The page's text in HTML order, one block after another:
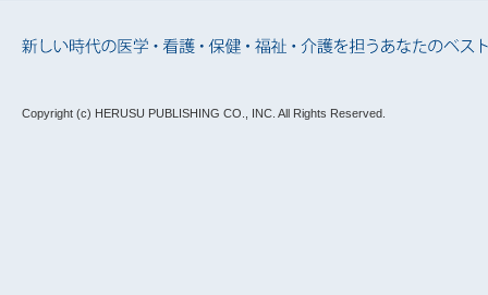
Copyright (c) HERUSU PUBLISHING CO., INC. All Rights Reserved.